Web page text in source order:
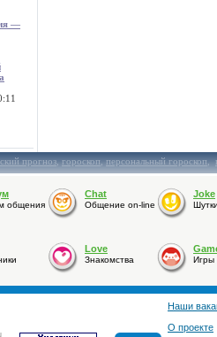
—
прогноз,гороскоп,персональный гороскоп,
общения
Chat
Общение on-line
Joke
Love
Знакомства Игры
Наши
О проекте